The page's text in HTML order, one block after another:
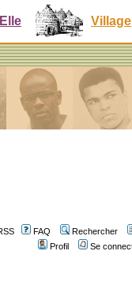
Village
FAQ
Rechercher
Profil
Se